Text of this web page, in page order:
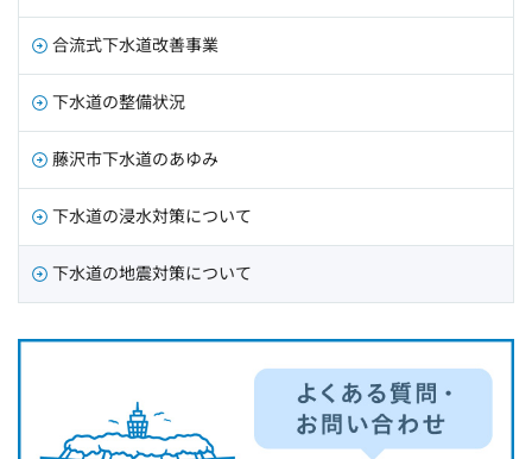
合流式下水道改善事業
下水道の整備状況
藤沢市下水道のあゆみ
下水道の浸水対策について
下水道の地震対策について